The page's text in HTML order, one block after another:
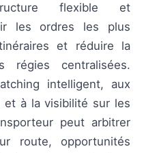
flexible et
les ordres les plus
et réduire la
régies centralisées.
intelligent, aux
à la visibilité sur les
peut arbitrer
route, opportunités